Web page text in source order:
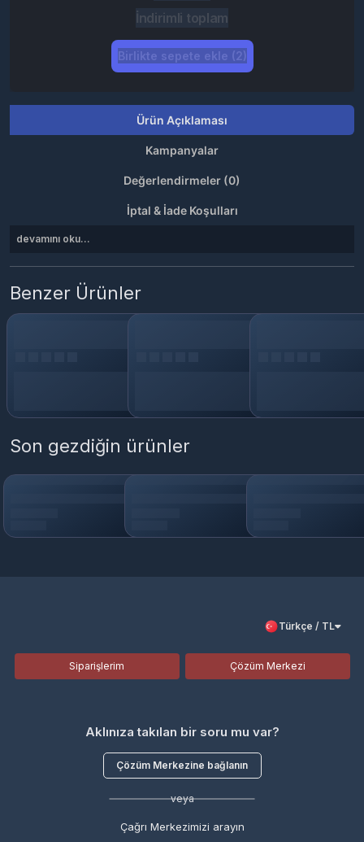
İndirimli toplam
Birlikte sepete ekle (2)
Ürün Açıklaması
Kampanyalar
Değerlendirmeler (0)
İptal & İade Koşulları
devamını oku...
Benzer Ürünler
Son gezdiğin ürünler
Türkçe / TL
Siparişlerim Çözüm Merkezi
Aklınıza takılan bir soru mu var?
Çözüm Merkezine bağlanın
veya
Çağrı Merkezimizi arayın